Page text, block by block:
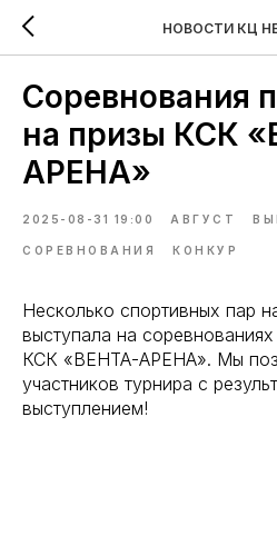
НОВОСТИ КЦ
Соревнования
на призы КСК
АРЕНА»
2025-08-31 19:00 АВГУСТ
СОРЕВНОВАНИЯ КОНКУР
Несколько спортивных пар
выступала на
КСК «ВЕНТА-АРЕНА». Мы
участников турнира с
выступлением!